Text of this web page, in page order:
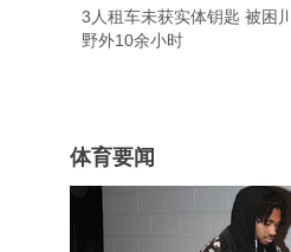
3人租车未获实体钥匙 被困
野外10余小时
体育要闻